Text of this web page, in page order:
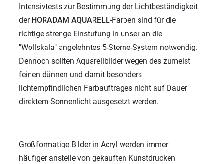
Intensivtests zur Bestimmung der Lichtbeständigkeit
der HORADAM AQUARELL-Farben sind für die
richtige strenge Einstufung in unser an die
"Wollskala" angelehntes 5-Sterne-System notwendig.
Dennoch sollten Aquarellbilder wegen des zumeist
feinen dünnen und damit besonders
lichtempfindlichen Farbauftrages nicht auf Dauer
direktem Sonnenlicht ausgesetzt werden.
Großformatige Bilder in Acryl werden immer
häufiger anstelle von gekauften Kunstdrucken